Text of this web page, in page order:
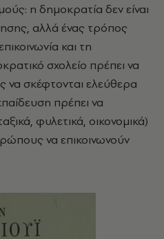
η δημοκρατία δεν είναι
αλλά ένας τρόπος
και τη
σχολείο πρέπει να
να σκέφτονται ελεύθερα
πρέπει να
φυλετικά, οικονομικά)
να επικοινωνούν